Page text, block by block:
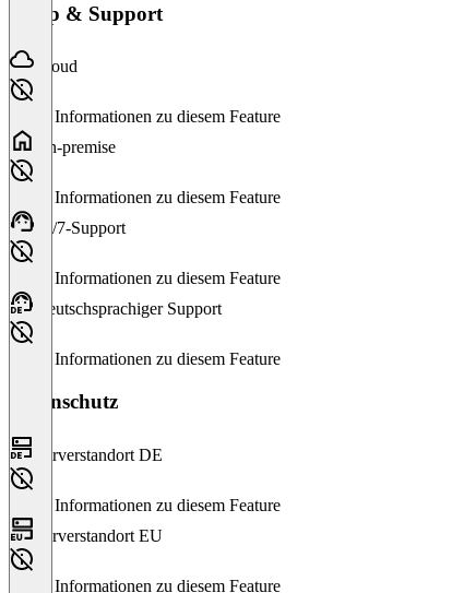
Setup & Support
Cloud
Keine Informationen zu diesem Feature
On-premise
Keine Informationen zu diesem Feature
24/7-Support
Keine Informationen zu diesem Feature
Deutschsprachiger Support
Keine Informationen zu diesem Feature
Datenschutz
Serverstandort DE
Keine Informationen zu diesem Feature
Serverstandort EU
Keine Informationen zu diesem Feature